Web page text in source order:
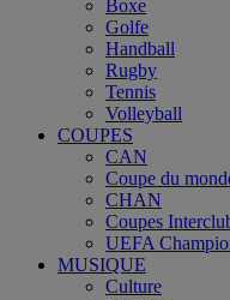
Boxe
Golfe
Handball
Rugby
Tennis
Volleyball
COUPES
CAN
Coupe du
CHAN
Coupes
UEFA
MUSIQUE
Culture